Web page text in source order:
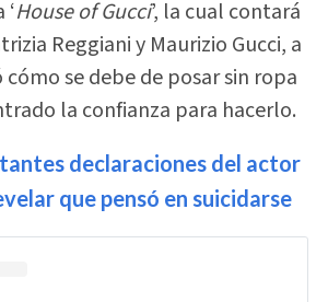
House of Gucci’, la cual contará
Reggiani y Maurizio Gucci, a
se debe de posar sin ropa
la confianza para hacerlo.
declaraciones del actor
que pensó en suicidarse